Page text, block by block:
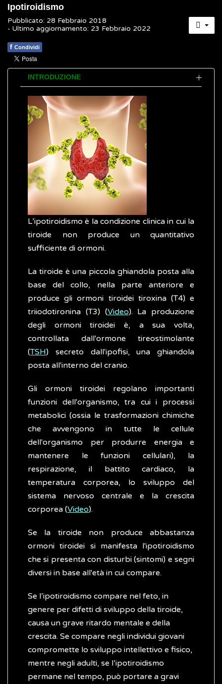
Ipotiroidismo
Pubblicato: 28 Febbraio 2018
- Ultimo aggiornamento: 23 Febbraio 2022
f Condividi
INTRODUZIONE
L’ipotiroidismo è la condizione clinica in cui la
tiroide non produce un quantitativo
sufficiente di ormoni.
La tiroide è una piccola ghiandola posta alla
base del collo, nella parte anteriore e
produce gli ormoni tiroidei tiroxina (T4) e
triiodotironina (T3) (Video). La produzione
degli ormoni tiroidei è, a sua volta,
controllata dall'ormone tireostimolante
(TSH) secreto dall'ipofisi, una ghiandola
posta all'interno del cranio.
Gli ormoni tiroidei regolano importanti
funzioni dell'organismo, tra cui i processi
metabolici (ossia le trasformazioni chimiche
che avvengono in tutte le cellule
dell'organismo per produrre energia e
mantenere le funzioni cellulari), la
respirazione, il battito cardiaco, la
temperatura corporea, lo sviluppo del
sistema nervoso centrale e la crescita
corporea (Video).
Se la tiroide non produce abbastanza
ormoni tiroidei si manifesta l'ipotiroidismo
che si presenta con disturbi (sintomi) e segni
diversi in base all'età in cui compare.
Se l’ipotiroidismo compare nel feto, in
genere per difetti di sviluppo della tiroide,
causa un grave ritardo mentale e della
crescita. Se compare negli individui giovani
compromette lo sviluppo intellettivo e fisico,
mentre negli adulti, se l’ipotiroidismo
permane nel tempo, può portare a gravi